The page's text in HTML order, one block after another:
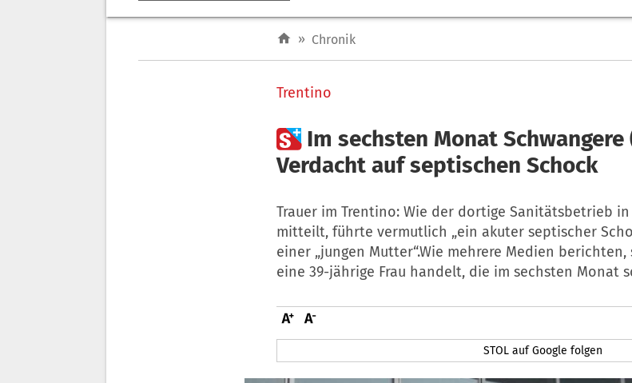
» Chronik
Trentino
 Im sechsten Monat
Verdacht auf septischen Schock
Trauer im Trentino: Wie der dortige Sanitätsbetrieb
mitteilt, führte vermutlich „ein akuter septischer
einer „jungen Mutter“.Wie mehrere Medien
eine 39-jährige Frau handelt, die im sechsten Monat
STOL auf Google folgen